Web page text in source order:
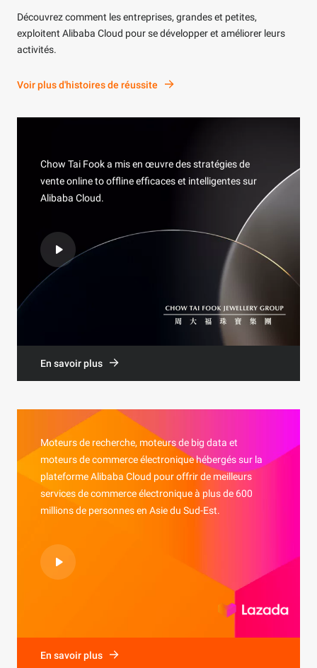
Découvrez comment les entreprises, grandes et petites,
exploitent Alibaba Cloud pour se développer et améliorer leurs
activités.
Voir plus d'histoires de réussite
Chow Tai Fook a mis en œuvre des stratégies de
vente online to offline efficaces et intelligentes sur
Alibaba Cloud.
En savoir plus
Moteurs de recherche, moteurs de big data et
moteurs de commerce électronique hébergés sur la
plateforme Alibaba Cloud pour offrir de meilleurs
services de commerce électronique à plus de 600
millions de personnes en Asie du Sud-Est.
En savoir plus